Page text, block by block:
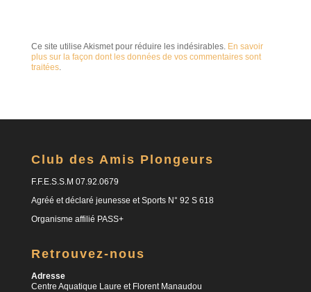
Ce site utilise Akismet pour réduire les indésirables. En savoir
plus sur la façon dont les données de vos commentaires sont
traitées.
Club des Amis Plongeurs
F.F.E.S.S.M 07.92.0679
Agréé et déclaré jeunesse et Sports N° 92 S 618
Organisme affilié PASS+
Retrouvez-nous
Adresse
Centre Aquatique Laure et Florent Manaudou